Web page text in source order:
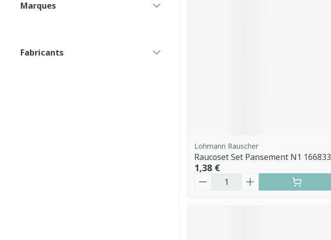
Marques
Fabricants
Lohmann Rauscher
Raucoset Set Pansement N1 166833
1,38 €
Quantité